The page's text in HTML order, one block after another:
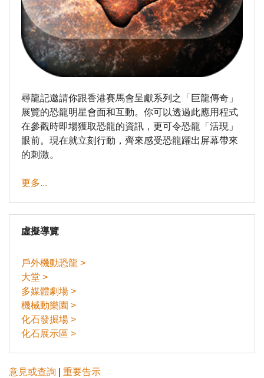
尋龍記邀請你跟香港賽馬會呈獻系列之「巨龍傳奇」
展覽的恐龍明星會面和互動。你可以透過此應用程式
在參觀時即場獲取恐龍的資訊，更可令恐龍「活現」
眼前。現在就立刻行動，齊來感受恐龍躍出屏幕帶來
的刺激。
更多...
虛擬導覽
戶外機動恐龍 >
大堂 >
多媒體劇場 >
機械動樂園 >
化石發掘場 >
化石展示區 >
意見或查詢 重要告示